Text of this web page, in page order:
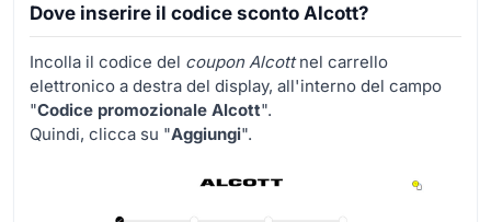
Dove inserire il codice sconto Alcott?
Incolla il codice del coupon Alcottnel carrello
elettronico a destra del display, all'interno del campo
"Codice promozionale Alcott".
Quindi, clicca su "Aggiungi".